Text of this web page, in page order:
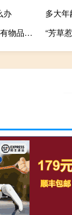
办
多大
暗黑3卡奈魔盒升级稀有物品（暗黑3卡奈魔盒）
“芳草